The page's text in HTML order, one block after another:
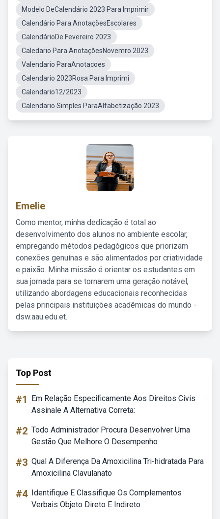
Modelo DeCalendário 2023 Para Imprimir
Calendário Para AnotaçõesEscolares
CalendárioDe Fevereiro 2023
Caledario Para AnotaçõesNovemro 2023
Valendario ParaAnotacoes
Calendario 2023Rosa Para Imprimi
Calendario12/2023
Calendario Simples ParaAlfabetização 2023
Emelie
Como mentor, minha dedicação é total ao
desenvolvimento dos alunos no ambiente escolar,
empregando métodos pedagógicos que priorizam
conexões genuínas e são alimentados por criatividade
e paixão. Minha missão é orientar os estudantes em
sua jornada para se tornarem uma geração notável,
utilizando abordagens educacionais reconhecidas
pelas principais instituições acadêmicas do mundo -
dsw.aau.edu.et.
Top Post
#1
Em Relação Especificamente Aos Direitos Civis
Assinale A Alternativa Correta:
#2 Todo Administrador Procura Desenvolver Uma
Gestão Que Melhore O Desempenho
#3 Qual A Diferença Da Amoxicilina Tri-hidratada Para
Amoxicilina Clavulanato
#4 Identifique E Classifique Os Complementos
Verbais Objeto Direto E Indireto